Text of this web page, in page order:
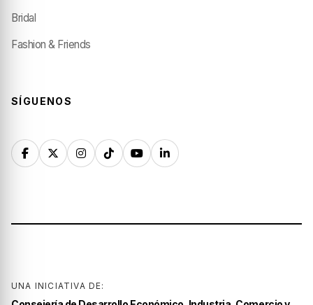
Bridal
Fashion & Friends
SÍGUENOS
UNA INICIATIVA DE: